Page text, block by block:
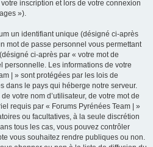
inscription et lors de votre connexion
»).
un identifiant unique (désigné ci-après
mot de passe personnel vous permettant
ci-après par « votre mot de
personnelle. Les informations de votre
| » sont protégées par les lois de
dans le pays qui héberge notre serveur.
votre nom d’utilisateur, de votre mot de
requis par « Forums Pyrénées Team | »
ou facultatives, à la seule discrétion
tous les cas, vous pouvez contrôler
vous souhaitez rendre publiques ou non.